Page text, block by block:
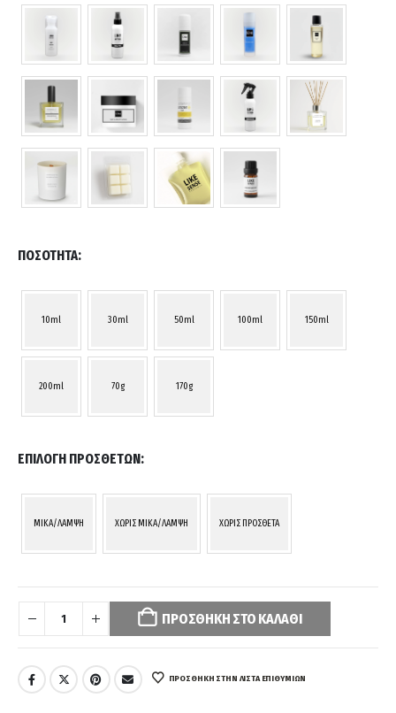
ΠΟΣΌΤΗΤΑ
10ml 30ml 50ml 100ml 150ml
200ml 70g 170g
ΕΠΙΛΟΓΉ ΠΡΌΣΘΕΤΩΝ
MIKA/ΛΑΜΨΗ ΧΩΡΙΣ MIKA/ΛΑΜΨΗ ΧΩΡΙΣ ΠΡΟΣΘΕΤΑ
Your
selection
has
been
Please
ΠΡΟΣΘΉΚΗ ΣΤΟ ΚΑΛΆΘΙ
ΠΡΌΣΘΉΚΗ ΣΤΗΝ ΛΊΣΤΑ ΕΠΙΘΥΜΙΏΝ